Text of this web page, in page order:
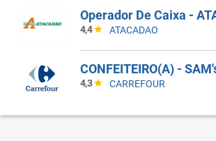
4,4 ATACADAO
4,3 CARREFOUR